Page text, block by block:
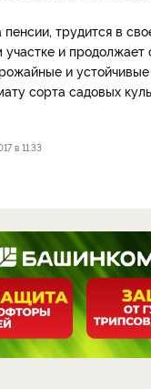
трудится в
и продолжает
и
сорта садовых
в 11:33